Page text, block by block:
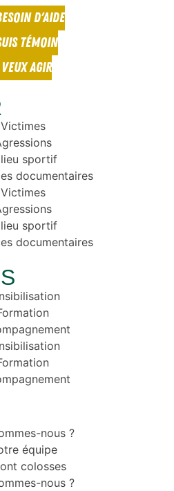
D'AIDE
TÉMOIN
AGIR
Victimes
sportif
documentaires
Victimes
sportif
documentaires
nous ?
équipe
colosses
nous ?